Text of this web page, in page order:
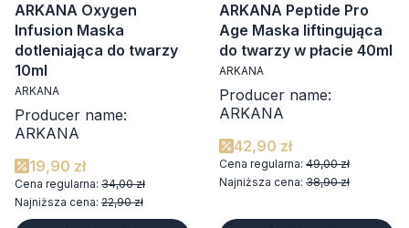
ARKANA Oxygen
Infusion Maska
dotleniająca do twarzy
10ml
ARKANA
Producer name:
ARKANA
19,90 zł
Cena regularna: 34,00 zł
Najniższa cena: 22,90 zł
ARKANA Peptide Pro
Age Maska liftingująca
do twarzy w płacie 40ml
ARKANA
Producer name:
ARKANA
42,90 zł
Cena regularna: 49,00 zł
Najniższa cena: 38,90 zł